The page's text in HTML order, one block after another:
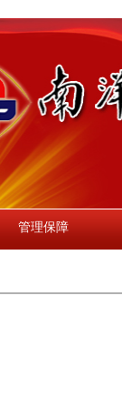
管理保障